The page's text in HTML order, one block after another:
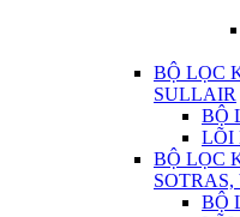
BỘ LỌC
SULLAIR
BỘ
LÕI
BỘ LỌC
BỘ